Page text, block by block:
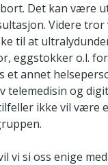
Det kan være
Videre
til at
eggstokker o.l.
et annet
telemedisin og
ikke vil være
vi si oss enige